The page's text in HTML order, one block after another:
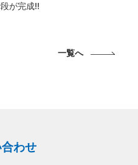
が完成!!
一覧へ
わせ